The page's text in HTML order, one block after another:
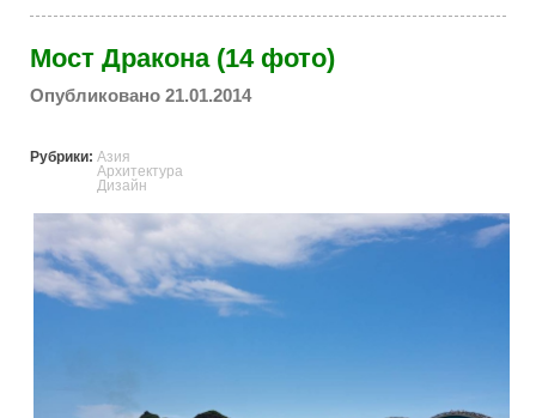
Мост Дракона (14 фото)
Опубликовано 21.01.2014
Рубрики: Азия
Архитектура
Дизайн
dragons_bridge_in_taiwan.jpg